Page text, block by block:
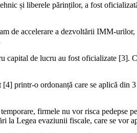
și liberele părinților, a fost
de accelerare a dezvoltării IMM-
de lucru au fost oficializate [3].
printr-o ordonanță care se aplică din
firmele nu vor risca pedepse
Legea evaziunii fiscale, care se vor